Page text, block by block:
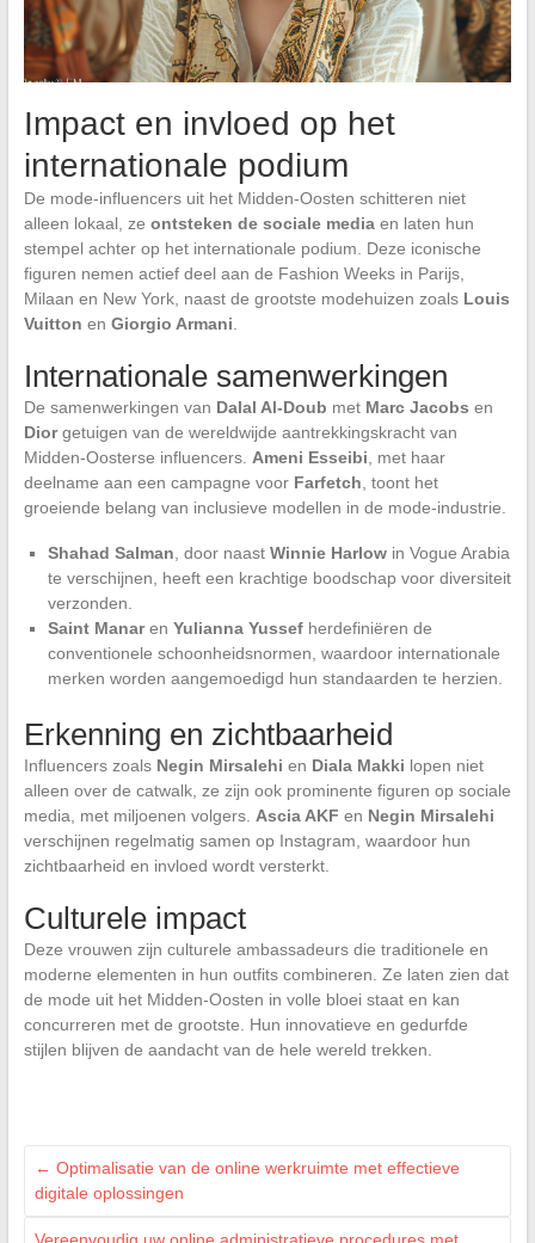
Impact en invloed op het
internationale podium
De mode-influencers uit het Midden-Oosten schitteren niet
alleen lokaal, ze ontsteken de sociale mediaen laten hun
stempel achter op het internationale podium. Deze iconische
figuren nemen actief deel aan de Fashion Weeks in Parijs,
Milaan en New York, naast de grootste modehuizen zoals Louis
Vuitton en Giorgio Armani
Internationale samenwerkingen
De samenwerkingen van Dalal Al-Doub met Marc Jacobs en
Diorgetuigen van de wereldwijde aantrekkingskracht van
Midden-Oosterse influencers. Ameni Esseibi , met haar
deelname aan een campagne voor Farfetch , toont het
groeiende belang van inclusieve modellen in de mode-industrie.
Shahad Salman , door naast Winnie Harlowin Vogue Arabia
te verschijnen, heeft een krachtige boodschap voor diversiteit
verzonden.
Saint Manaren Yulianna Yussefherdefiniëren de
conventionele schoonheidsnormen, waardoor internationale
merken worden aangemoedigd hun standaarden te herzien.
Erkenning en zichtbaarheid
Influencers zoals Negin Mirsalehi en Diala Makki lopen niet
alleen over de catwalk, ze zijn ook prominente figuren op sociale
media, met miljoenen volgers. Ascia AKF en Negin Mirsalehi
verschijnen regelmatig samen op Instagram, waardoor hun
zichtbaarheid en invloed wordt versterkt.
Culturele impact
Deze vrouwen zijn culturele ambassadeurs die traditionele en
moderne elementen in hun outfits combineren. Ze laten zien dat
de mode uit het Midden-Oosten in volle bloei staat en kan
concurreren met de grootste. Hun innovatieve en gedurfde
stijlen blijven de aandacht van de hele wereld trekken.
← Optimalisatie van de online werkruimte met effectieve
digitale oplossingen
Vereenvoudig uw online administratieve procedures met